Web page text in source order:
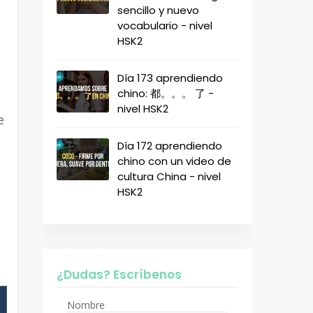
sencillo y nuevo
vocabulario - nivel
HSK2
Día 173 aprendiendo
chino: 都。。。 了 -
nivel HSK2
Día 172 aprendiendo
chino con un video de
cultura China - nivel
HSK2
¿Dudas? Escríbenos
Nombre